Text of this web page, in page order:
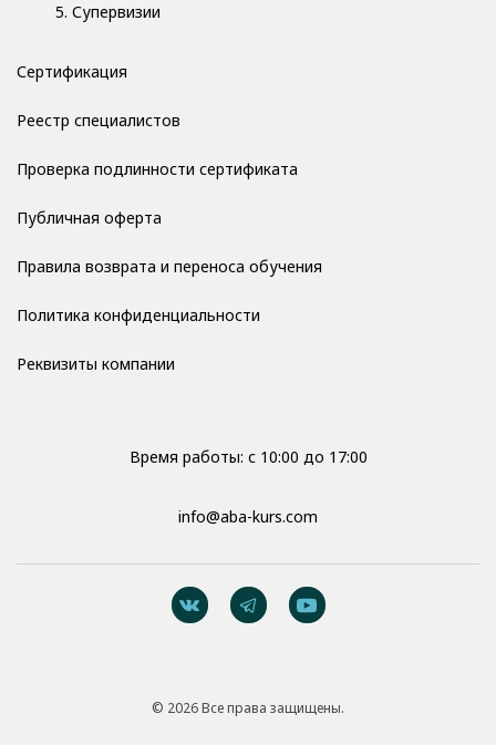
5. Супервизии
Сертификация
Реестр специалистов
Проверка подлинности сертификата
Публичная оферта
Правила возврата и переноса обучения
Политика конфиденциальности
Реквизиты компании
Время работы: с 10:00 до 17:00
info@aba-kurs.com
© 2026 Все права защищены.